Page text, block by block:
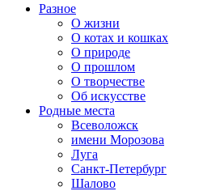
Разное
О жизни
О котах и кошках
О природе
О прошлом
О творчестве
Об искусстве
Родные места
Всеволожск
имени Морозова
Луга
Санкт-Петербург
Шалово